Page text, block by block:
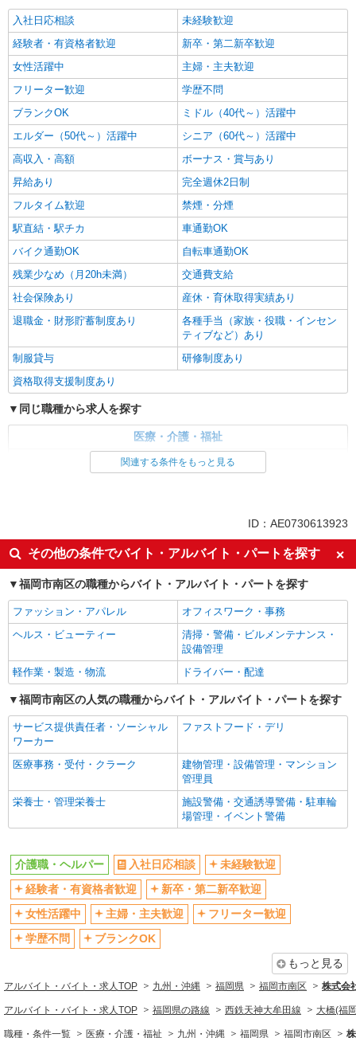
入社日応相談
未経験歓迎
経験者・有資格者歓迎
新卒・第二新卒歓迎
女性活躍中
主婦・主夫歓迎
フリーター歓迎
学歴不問
ブランクOK
ミドル（40代～）活躍中
エルダー（50代～）活躍中
シニア（60代～）活躍中
高収入・高額
ボーナス・賞与あり
昇給あり
完全週休2日制
フルタイム歓迎
禁煙・分煙
駅直結・駅チカ
車通勤OK
バイク通勤OK
自転車通勤OK
残業少なめ（月20h未満）
交通費支給
社会保険あり
産休・育休取得実績あり
退職金・財形貯蓄制度あり
各種手当（家族・役職・インセン
ティブなど）あり
制服貸与
研修制度あり
資格取得支援制度あり
同じ職種から求人を探す
医療・介護・福祉
ボーナス・賞与あり
車通勤OK
交通費支給
社会保険あり
産休・育休取得実績あり
関連する条件をもっと見る
ID：AE0730613923
その他の条件でバイト・アルバイト・パートを探す
福岡市南区の職種からバイト・アルバイト・パートを探す
ファッション・アパレル
オフィスワーク・事務
ヘルス・ビューティー
清掃・警備・ビルメンテナンス・
設備管理
軽作業・製造・物流
ドライバー・配達
福岡市南区の人気の職種からバイト・アルバイト・パートを探す
サービス提供責任者・ソーシャル
ワーカー
ファストフード・デリ
医療事務・受付・クラーク
建物管理・設備管理・マンション
管理員
栄養士・管理栄養士
施設警備・交通誘導警備・駐車輪
場管理・イベント警備
介護職・ヘルパー 入社日応相談
未経験歓迎
経験者・有資格者歓迎
新卒・第二新卒歓迎
女性活躍中
主婦・主夫歓迎
フリーター歓迎
学歴不問
ブランクOK
もっと見る
アルバイト・バイト・求人TOP 九州・沖縄 福岡県 福岡市南区 株式会
アルバイト・バイト・求人TOP 福岡県の路線 西鉄天神大牟田線 大橋(福
職種・条件一覧 医療・介護・福祉 九州・沖縄 福岡県 福岡市南区